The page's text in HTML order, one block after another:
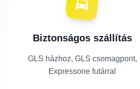
Biztonságos szállítás
GLS házhoz, GLS csomagpont,
Expressone futárral